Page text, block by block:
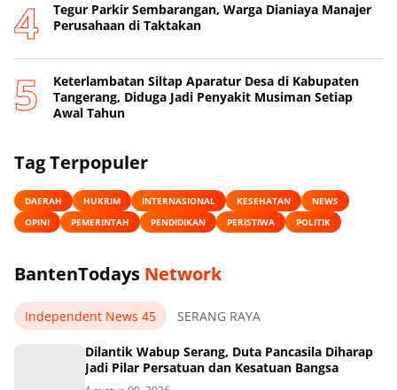
Tegur Parkir Sembarangan, Warga Dianiaya Manajer
Perusahaan di Taktakan
Keterlambatan Siltap Aparatur Desa di Kabupaten
Tangerang, Diduga Jadi Penyakit Musiman Setiap
Awal Tahun
Tag Terpopuler
DAERAH HUKRIM INTERNASIONAL KESEHATAN
NEWS
OPINI
PEMERINTAH PENDIDIKAN PERISTIWA POLITIK
BantenTodays Network
Independent News 45 SERANG RAYA
Dilantik Wabup Serang, Duta Pancasila Diharap
Jadi Pilar Persatuan dan Kesatuan Bangsa